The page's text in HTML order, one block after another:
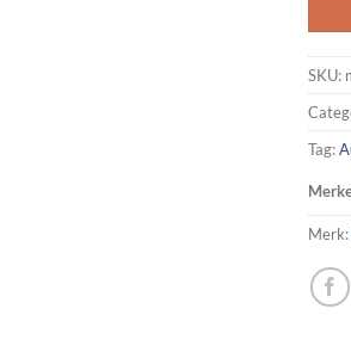
SKU:
Tag:
Merk: